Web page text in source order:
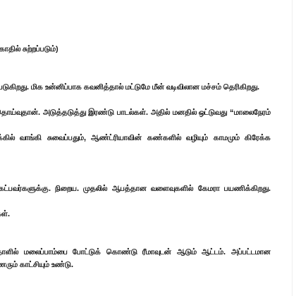
சுற்றப்படும்)
மிக உன்னிப்பாக கவனித்தால் மட்டுமே மீன் வடிவிலான மச்சம் தெரிகிறது.
அடுத்தடுத்து இரண்டு பாடல்கள். அதில் மனதில் ஒட்டுவது “மாலைநேரம்
வாங்கி சுவைப்பதும், ஆண்ட்ரியாவின் கண்களில் வழியும் காமமும் கிரேக்க
நிறைய. முதலில் ஆபத்தான வளைவுகளில் கேமரா பயணிக்கிறது.
மலைப்பாம்பை போட்டுக் கொண்டு ரீமாவுடன் ஆடும் ஆட்டம். அப்பட்டமான
காட்சியும் உண்டு.